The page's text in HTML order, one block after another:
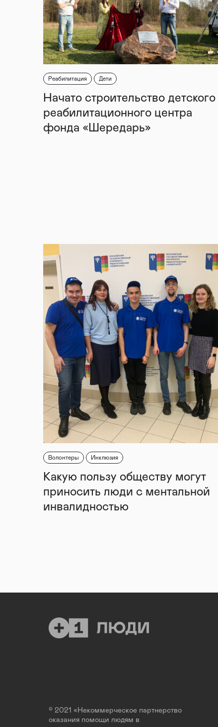
Реабилитация Дети
Начато строительство детского
реабилитационного центра
фонда «Шередарь»
Волонтеры Инклюзия
Какую пользу обществу могут
приносить люди с ментальной
инвалидностью
© 2021 «Некоммерческое партнерство
оказания помощи людям в